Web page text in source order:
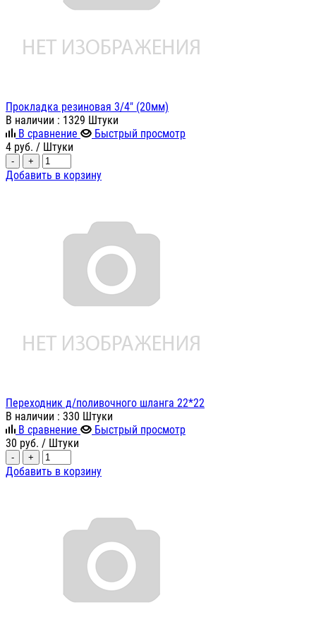
Прокладка резиновая 3/4" (20мм)
В наличии : 1329 Штуки
В сравнение
Быстрый просмотр
4 руб. / Штуки
- +
Добавить в корзину
Переходник д/поливочного шланга 22*22
В наличии : 330 Штуки
В сравнение
Быстрый просмотр
30 руб. / Штуки
- +
Добавить в корзину